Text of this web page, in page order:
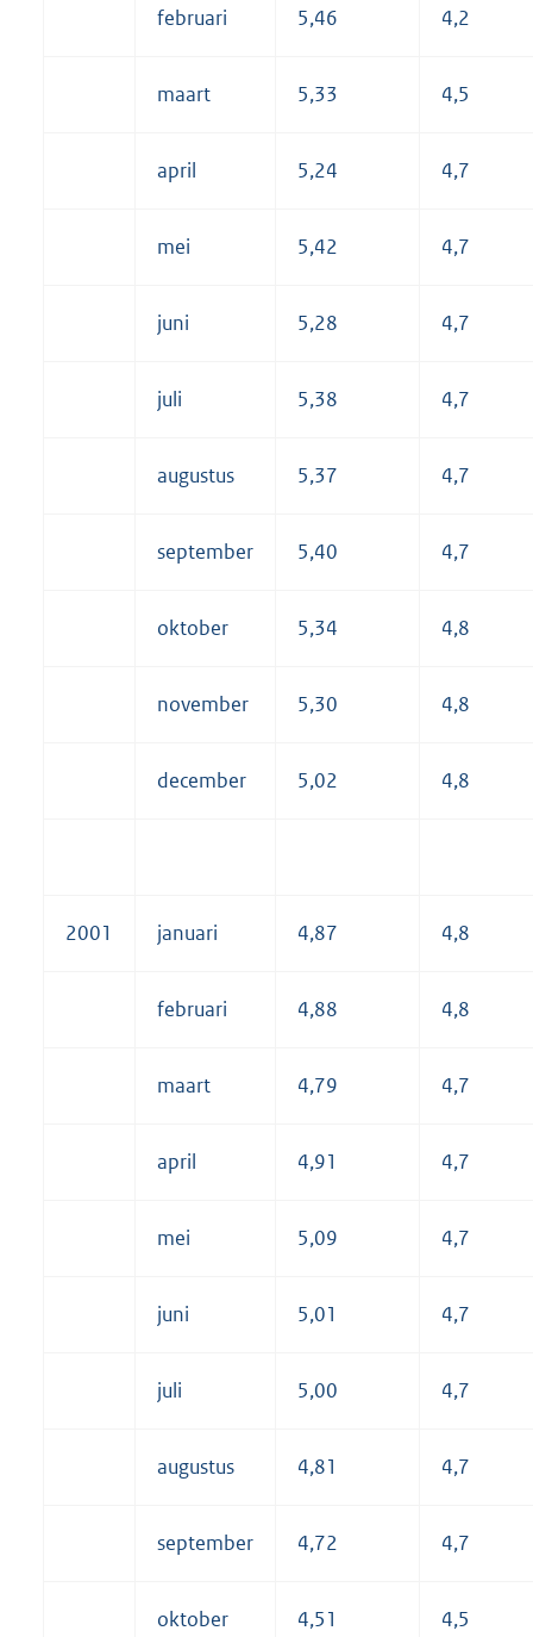
februari 5,46 4,2
maart 5,33 4,5
april 5,24 4,7
mei 5,42 4,7
juni 5,28 4,7
juli 5,38 4,7
augustus 5,37 4,7
september 5,40 4,7
oktober 5,34 4,8
november 5,30 4,8
december 5,02 4,8
2001 januari 4,87 4,8
februari 4,88 4,8
maart 4,79 4,7
april 4,91 4,7
mei 5,09 4,7
juni 5,01 4,7
juli 5,00 4,7
augustus 4,81 4,7
september 4,72 4,7
oktober 4,51 4,5